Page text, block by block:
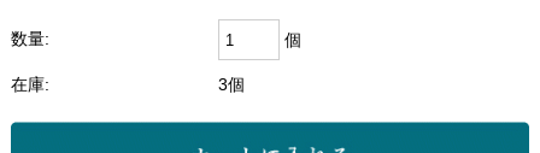
数量: 個
在庫: 3個